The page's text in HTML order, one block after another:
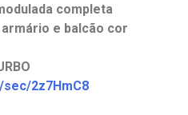
completa
e balcão cor
2z7HmC8